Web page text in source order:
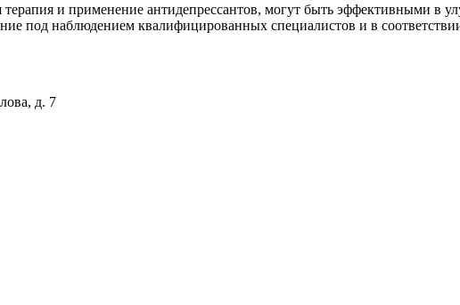
и применение антидепрессантов, могут быть эффективными в
под наблюдением квалифицированных специалистов и в
д. 7